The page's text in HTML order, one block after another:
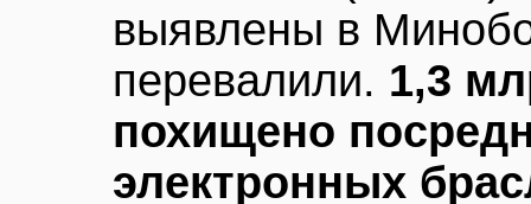
выявлены в
перевалили. 1,3
похищено
электронных